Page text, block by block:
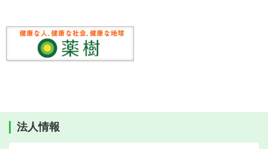
法人情報